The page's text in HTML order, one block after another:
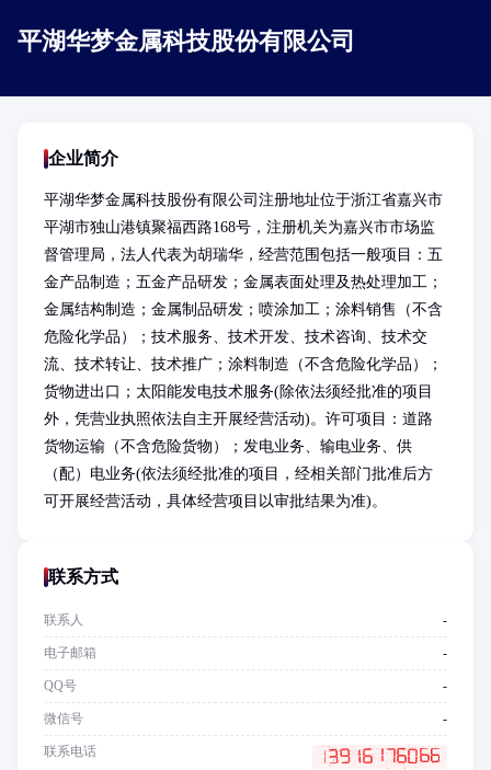
平湖华梦金属科技股份有限公司
企业简介
平湖华梦金属科技股份有限公司注册地址位于浙江省嘉兴市
平湖市独山港镇聚福西路168号，注册机关为嘉兴市市场监
督管理局，法人代表为胡瑞华，经营范围包括一般项目：五
金产品制造；五金产品研发；金属表面处理及热处理加工；
金属结构制造；金属制品研发；喷涂加工；涂料销售（不含
危险化学品）；技术服务、技术开发、技术咨询、技术交
流、技术转让、技术推广；涂料制造（不含危险化学品）；
货物进出口；太阳能发电技术服务(除依法须经批准的项目
外，凭营业执照依法自主开展经营活动)。许可项目：道路
货物运输（不含危险货物）；发电业务、输电业务、供
（配）电业务(依法须经批准的项目，经相关部门批准后方
可开展经营活动，具体经营项目以审批结果为准)。
联系方式
联系人 -
电子邮箱 -
QQ号 -
微信号 -
联系电话